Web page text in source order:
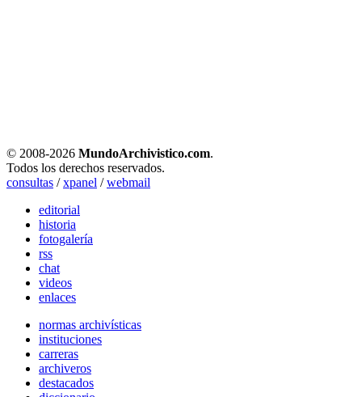
© 2008-2026 MundoArchivistico.com.
Todos los derechos reservados.
consultas /xpanel /webmail
editorial
historia
fotogalería
rss
chat
videos
enlaces
normas archivísticas
instituciones
carreras
archiveros
destacados